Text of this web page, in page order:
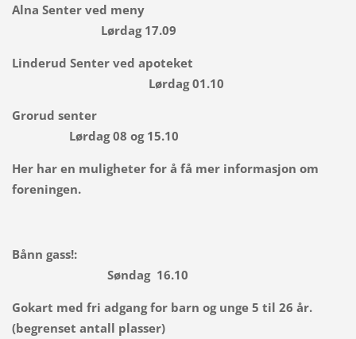
Alna Senter ved meny
Lørdag 17.09
Linderud Senter ved apoteket
Lørdag 01.10
Grorud senter
Lørdag 08 og 15.10
Her har en muligheter for å få mer informasjon om
foreningen.
Bånn gass!:
Søndag 16.10
Gokart med fri adgang for barn og unge 5 til 26 år.
(begrenset antall plasser)